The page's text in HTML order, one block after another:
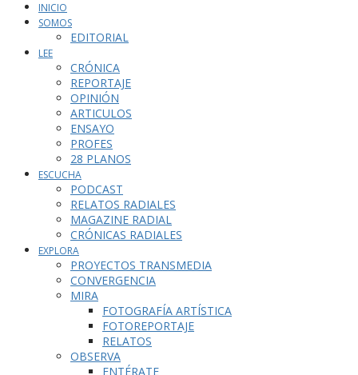
INICIO
SOMOS
EDITORIAL
LEE
CRÓNICA
REPORTAJE
OPINIÓN
ARTICULOS
ENSAYO
PROFES
28 PLANOS
ESCUCHA
PODCAST
RELATOS RADIALES
MAGAZINE RADIAL
CRÓNICAS RADIALES
EXPLORA
PROYECTOS TRANSMEDIA
CONVERGENCIA
MIRA
FOTOGRAFÍA ARTÍSTICA
FOTOREPORTAJE
RELATOS
OBSERVA
ENTÉRATE